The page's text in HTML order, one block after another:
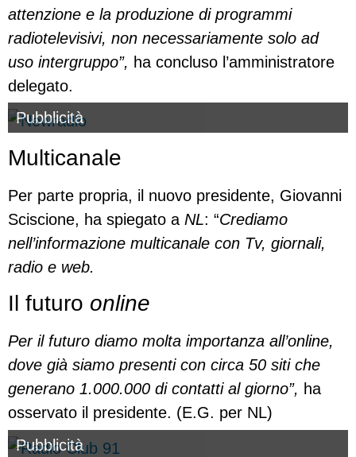
attenzione e la produzione di programmi
radiotelevisivi, non necessariamente solo ad
uso intergruppo”, ha concluso l’amministratore
delegato.
Pubblicità
Multicanale
Per parte propria, il nuovo presidente, Giovanni
Sciscione, ha spiegato a NL: “Crediamo
nell’informazione multicanale con Tv, giornali,
radio e web.
Il futuro online
Per il futuro diamo molta importanza all’online,
dove già siamo presenti con circa 50 siti che
generano 1.000.000 di contatti al giorno”, ha
osservato il presidente. (E.G. per NL)
Pubblicità